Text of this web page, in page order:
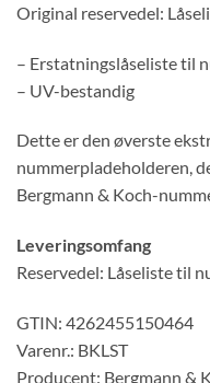
Original reservedel:
– Erstatningslåseliste til
– UV-bestandig
Dette er den øverste
nummerpladeholderen,
Bergmann & Koch-
Leveringsomfang
Reservedel: Låseliste til
GTIN: 4262455150464
Varenr.: BKLST
Producent: Bergmann &